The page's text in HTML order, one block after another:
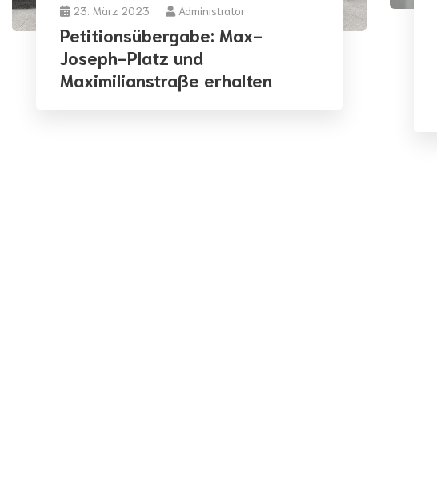
23. März 2023 Administrator
Petitionsübergabe: Max-
Joseph-Platz und
Maximilianstraße erhalten